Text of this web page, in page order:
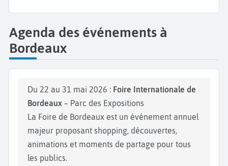
Agenda des événements à
Bordeaux
Du 22 au 31 mai 2026 : Foire Internationale de
Bordeaux – Parc des Expositions
La Foire de Bordeaux est un événement annuel
majeur proposant shopping, découvertes,
animations et moments de partage pour tous
les publics.